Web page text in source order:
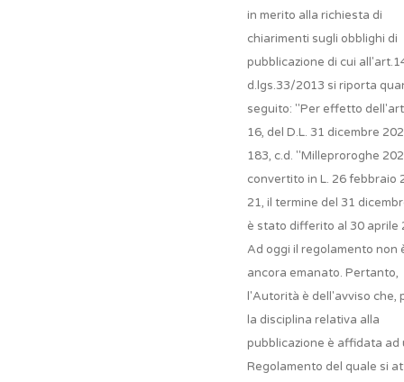
in merito alla richiesta di
chiarimenti sugli obblighi di
pubblicazione di cui
d.lgs.33/2013 si riporta
seguito: "Per effetto
16, del D.L. 31 dicembre
183, c.d. "Milleproroghe
convertito in L. 26 febbraio
21, il termine del 31
è stato differito al 30 aprile
Ad oggi il regolamento non
ancora emanato. Pertanto,
l'Autorità è dell'avviso che,
la disciplina relativa alla
pubblicazione è affidata ad
Regolamento del quale si